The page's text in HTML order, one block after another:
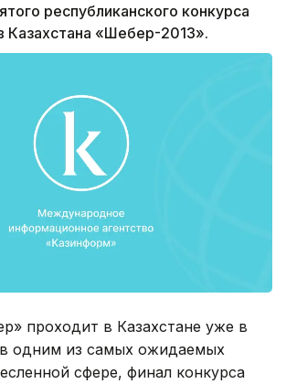
республиканского конкурса
Казахстана «Шебер-2013».
проходит в Казахстане уже в
одним из самых ожидаемых
сфере, финал конкурса